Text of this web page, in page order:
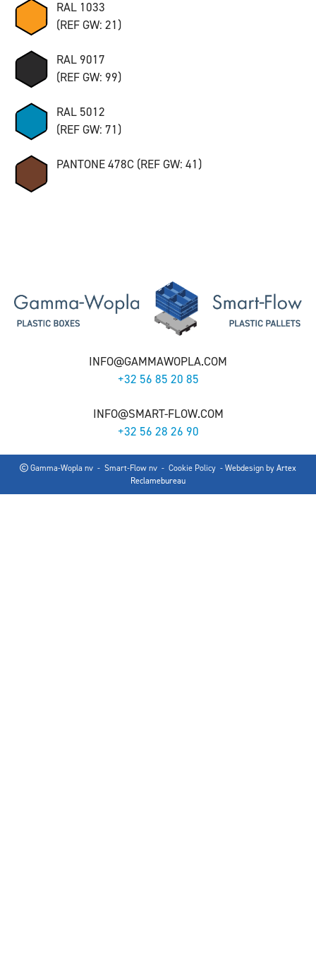
RAL 1033
(REF GW: 21)
RAL 9017
(REF GW: 99)
RAL 5012
(REF GW: 71)
PANTONE 478C (REF GW: 41)
INFO@GAMMAWOPLA.COM
+32 56 85 20 85
INFO@SMART-FLOW.COM
+32 56 28 26 90
Gamma-Wopla nv - Smart-Flow nv - Cookie Policy - Webdesign byArtex
Reclamebureau